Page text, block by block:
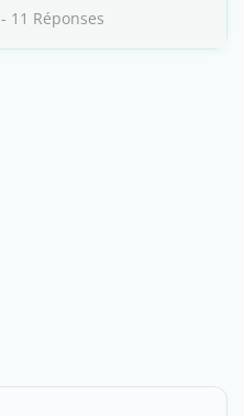
- 11 Réponses